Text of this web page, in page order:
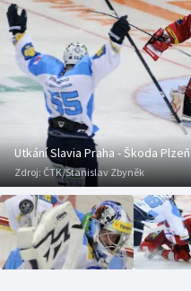
Cyklistika
DALŠÍ SPORTY
Americký fotbal
Baseball a softbal
Basketbal
Biatlon
Boby a skeleton
NEPŘEHLÉDNĚTE
Soutěže
Historické návraty
Aplikace ČT sport
AZ kvíz
Utkání Slavia Praha - Škoda Plzeň
Zdroj:ČTK/Stanislav Zbyněk